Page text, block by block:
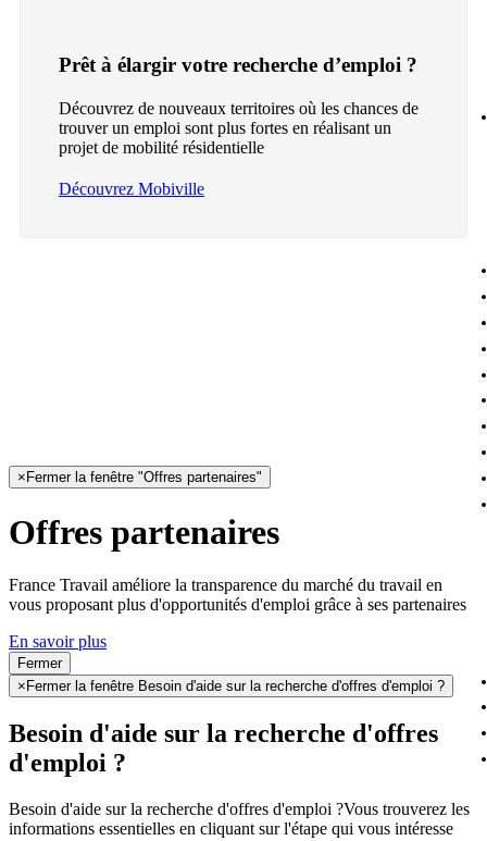
Prêt à élargir votre recherche d’emploi ?
Découvrez de nouveaux territoires où les chances de
trouver un emploi sont plus fortes en réalisant un
projet de mobilité résidentielle
Découvrez Mobiville
× Fermer la fenêtre "Offres partenaires"
Offres partenaires
France Travail améliore la transparence du marché du travail en
vous proposant plus d'opportunités d'emploi grâce à ses partenaires
En savoir plus
Fermer
× Fermer la fenêtre Besoin d'aide sur la recherche d'offres d'emploi ?
Besoin d'aide sur la recherche d'offres
d'emploi ?
Besoin d'aide sur la recherche d'offres d'emploi ?Vous trouverez les
informations essentielles en cliquant sur l'étape qui vous intéresse